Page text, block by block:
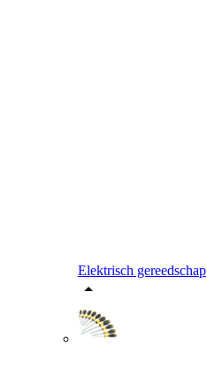
Elektrisch gereedschap